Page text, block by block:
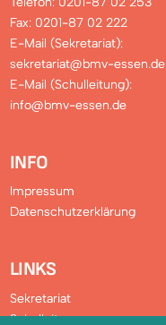
Fax: 0201-87 02 222
E-Mail (Sekretariat):
sekretariat@bmv-essen.de
E-Mail (Schulleitung):
info@bmv-essen.de
INFO
Impressum
Datenschutzerklärung
LINKS
Sekretariat
Schulleitung